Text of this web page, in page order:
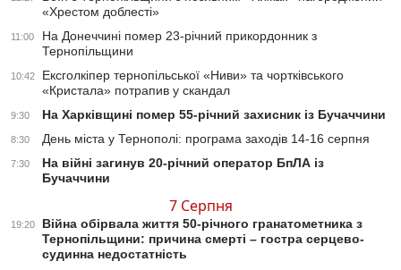
«Хрестом доблесті»
11:00
На Донеччині помер 23-річний прикордонник з
Тернопільщини
10:42
Ексголкіпер тернопільської «Ниви» та чортківського
«Кристала» потрапив у скандал
9:30 На Харківщині помер 55-річний захисник із Бучаччини
8:30 День міста у Тернополі: програма заходів 14-16 серпня
7:30
На війні загинув 20-річний оператор БпЛА із
Бучаччини
7 Серпня
19:20
Війна обірвала життя 50-річного гранатометника з
Тернопільщини: причина смерті – гостра серцево-
судинна недостатність